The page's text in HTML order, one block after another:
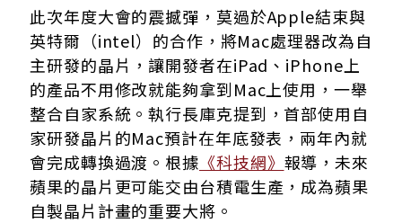
此次年度大會的震撼彈，莫過於Apple結束與
英特爾（intel）的合作，將Mac處理器改為自
主研發的晶片，讓開發者在iPad、iPhone上
的產品不用修改就能夠拿到Mac上使用，一舉
整合自家系統。執行長庫克提到，首部使用自
家研發晶片的Mac預計在年底發表，兩年內就
會完成轉換過渡。根據 《科技網》 報導，未來
蘋果的晶片更可能交由台積電生產，成為蘋果
自製晶片計畫的重要大將。